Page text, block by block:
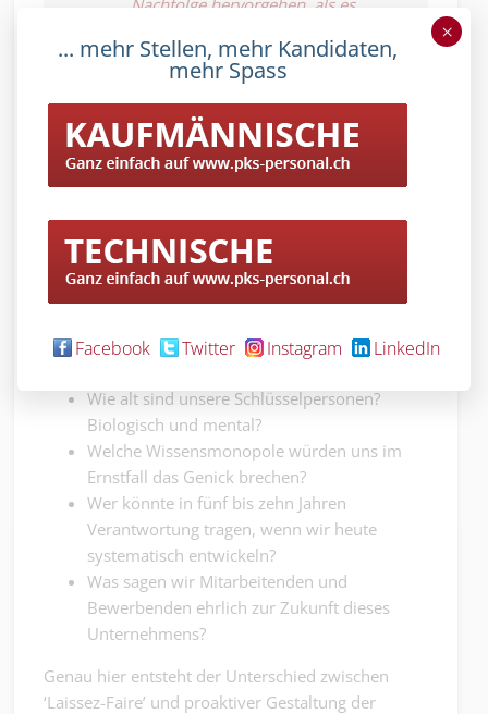
Die stille Macht der Nachfolgeorganisation
(Bildquelle: www.freepik.com)
Wer
Nachfolge
ernst
nicht nur:
‘Wer kauft
wann zu
welchem
sondern auch:
Wie alt sind unsere Schlüsselpersonen?
Biologisch und mental?
Welche Wissensmonopole würden uns im
Ernstfall das Genick brechen?
Wer könnte in fünf bis zehn Jahren
Verantwortung tragen, wenn wir heute
systematisch entwickeln?
Was sagen wir Mitarbeitenden und
Bewerbenden ehrlich zur Zukunft dieses
Unternehmens?
Genau hier entsteht der Unterschied zwischen
‘Laissez-Faire’ und proaktiver Gestaltung der
... mehr Stellen, mehr Kandidaten,
mehr Spass
Facebook Twitter Instagram LinkedIn
×